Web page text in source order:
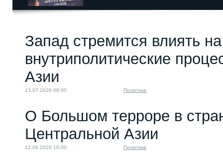
Запад стремится влиять на
внутриполитические
Азии
13.07.2026 08:00 Политика
О Большом терроре в
Центральной Азии
12.06.2026 10:00 Политика